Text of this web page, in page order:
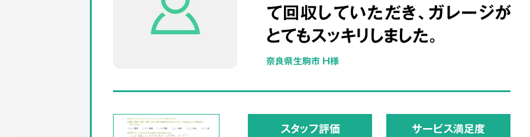
て回収していただき、ガレージが
とてもスッキリしました。
奈良県生駒市 H様
スタッフ評価 サービス満足度